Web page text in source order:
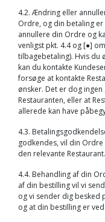
4.2. Ændring eller
Ordre, og din betaling
annullere din Ordre og
venligst pkt. 4.4 og [●]
tilbagebetaling). Hvis
kan du kontakte
forsøge at kontakte
ønsker. Det er dog
Restauranten, eller at
allerede kan have
4.3.
godkendes, vil din
den relevante Restaurant.
4.4. Behandling af din
af din bestilling vil vi
og vi sender dig besked
og at din bestilling er